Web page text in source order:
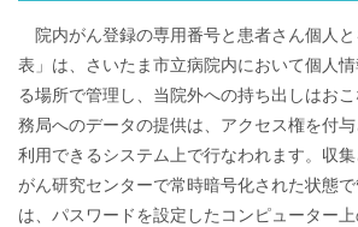
院内がん登録の専用番号と患者さん個人
表」は、さいたま市立病院内において個人
る場所で管理し、当院外への持ち出しはお
務局へのデータの提供は、アクセス権を付
利用できるシステム上で行なわれます。収
がん研究センターで常時暗号化された状態
は、パスワードを設定したコンピューター